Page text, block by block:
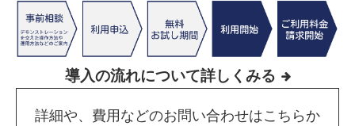
導入の流れについて詳しくみる
詳細や、費用などのお問い合わせはこちらか